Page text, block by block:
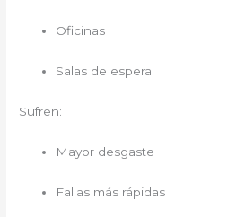
Oficinas
Salas de espera
Sufren:
Mayor desgaste
Fallas más rápidas